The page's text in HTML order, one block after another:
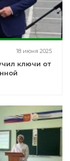
18 июня 2025
ключи от